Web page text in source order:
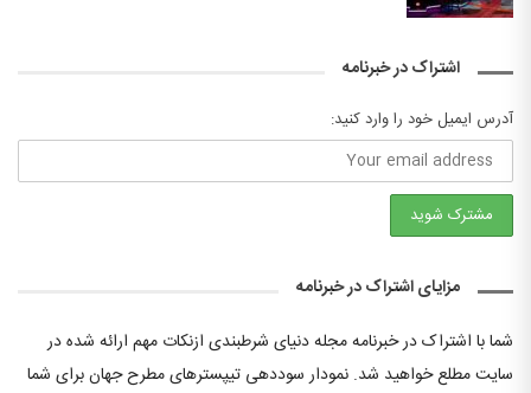
اشتراک در خبرنامه
آدرس ایمیل خود را وارد کنید:
مزایای اشتراک در خبرنامه
شما با اشتراک در خبرنامه مجله دنیای شرطبندی ازنکات مهم ارائه شده در
سایت مطلع خواهید شد. نمودار سوددهی تیپسترهای مطرح جهان برای شما